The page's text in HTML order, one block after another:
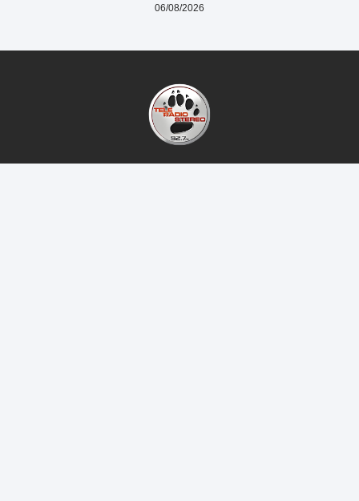
06/08/2026